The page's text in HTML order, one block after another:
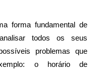
forma fundamental de
todos os seus
problemas que
o horário de